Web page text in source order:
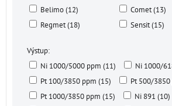
Belimo (12)
Comet (13)
Regmet (18)
Sensit (15)
Výstup:
Ni 1000/5000 ppm (11)
Ni 1000/
Pt 100/3850 ppm (15)
Pt 500/
Pt 1000/3850 ppm (15)
Ni 891 (10)